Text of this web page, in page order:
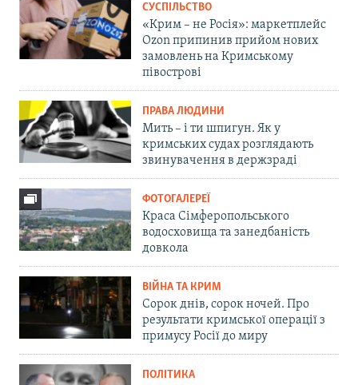
СУСПІЛЬСТВО
«Крим – не Росія»: маркетплейс
Ozon припинив прийом нових
замовлень на Кримському
півострові
ПРАВА ЛЮДИНИ
Мить – і ти шпигун. Як у
кримських судах розглядають
звинувачення в держзраді
ФОТОГАЛЕРЕЇ
Краса Сімферопольського
водосховища та занедбаність
довкола
ВІЙНА ТА КРИМ
Сорок днів, сорок ночей. Про
результати кримської операції з
примусу Росії до миру
ПОЛІТИКА